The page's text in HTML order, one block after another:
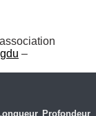
–
Profondeur